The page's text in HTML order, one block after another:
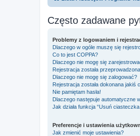
Często zadawane
Problemy z logowaniem i
Dlaczego w ogóle muszę się
Co to jest COPPA?
Dlaczego nie mogę się
Rejestracja została
Dlaczego nie mogę się zalogować?
Rejestracja została dokonana jakiś
Nie pamiętam hasła!
Dlaczego następuje automatyczne
Jak działa funkcja “Usuń
Preferencje i ustawienia
Jak zmienić moje ustawienia?